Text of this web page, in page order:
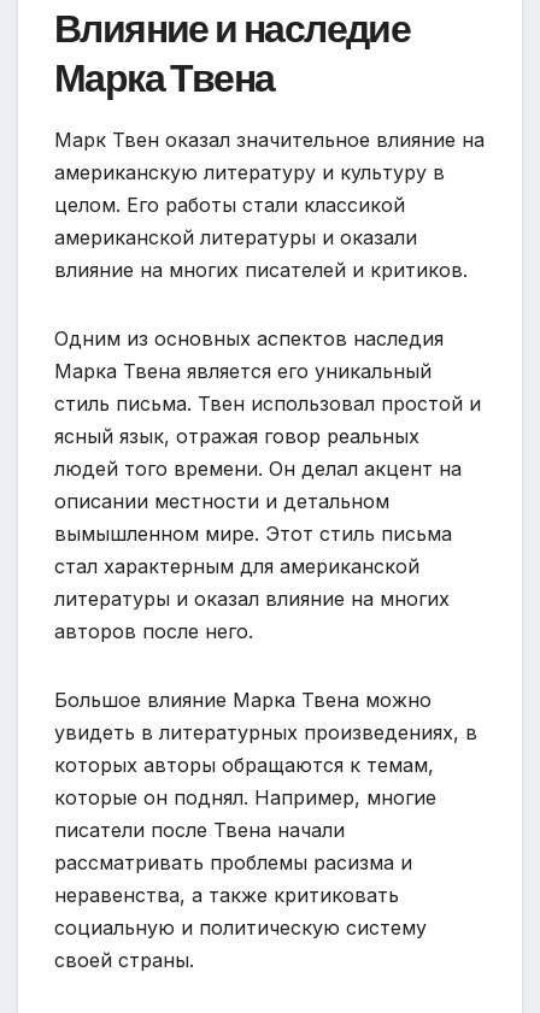
Влияние и наследие
Марка Твена
Марк Твен оказал значительное влияние на
американскую литературу и культуру в
целом. Его работы стали классикой
американской литературы и оказали
влияние на многих писателей и критиков.
Одним из основных аспектов наследия
Марка Твена является его уникальный
стиль письма. Твен использовал простой и
ясный язык, отражая говор реальных
людей того времени. Он делал акцент на
описании местности и детальном
вымышленном мире. Этот стиль письма
стал характерным для американской
литературы и оказал влияние на многих
авторов после него.
Большое влияние Марка Твена можно
увидеть в литературных произведениях, в
которых авторы обращаются к темам,
которые он поднял. Например, многие
писатели после Твена начали
рассматривать проблемы расизма и
неравенства, а также критиковать
социальную и политическую систему
своей страны.